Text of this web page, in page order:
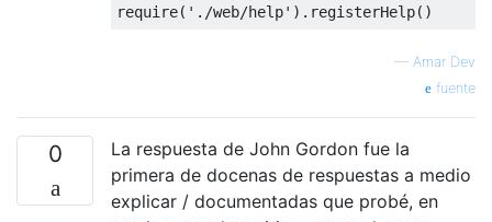
require( './web/help'
— Amar Dev
fuente
0
La respuesta de John Gordon fue la
primera de docenas de respuestas a medio
explicar / documentadas que probé, en